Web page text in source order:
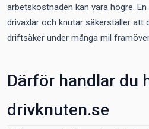
arbetskostnaden kan vara högre.
drivaxlar och knutar säkerställer att
driftsäker under många mil
Därför handlar du
drivknuten.se